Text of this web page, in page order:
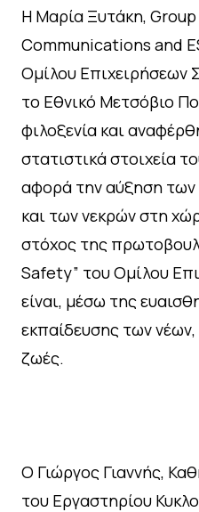
Η Μαρία Ξυτάκη,
Communications and
Ομίλου Επιχειρήσεων
το Εθνικό Μετσόβιο
φιλοξενία και
στατιστικά στοιχεία
αφορά την αύξηση
και των νεκρών στη
στόχος της
Safety” του Ομίλου
είναι, μέσω της
εκπαίδευσης των
ζωές.
Ο Γιώργος Γιαννής,
του Εργαστηρίου